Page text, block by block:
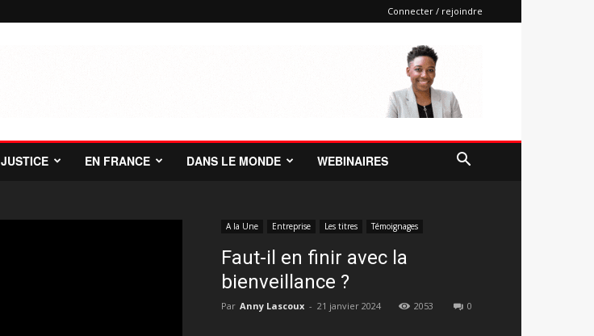
Connecter / rejoindre
JUSTICE EN FRANCE DANS LE MONDE WEBINAIRES
A la Une Entreprise Les titres Témoignages
Faut-il en finir avec la
bienveillance ?
Par Anny Lascoux - 21 janvier 2024 2053 0